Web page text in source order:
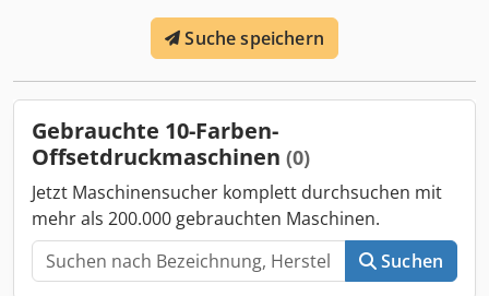
Suche speichern
Gebrauchte 10-Farben-
Offsetdruckmaschinen (0)
Jetzt Maschinensucher komplett durchsuchen mit
mehr als 200.000 gebrauchten Maschinen.
Suchen